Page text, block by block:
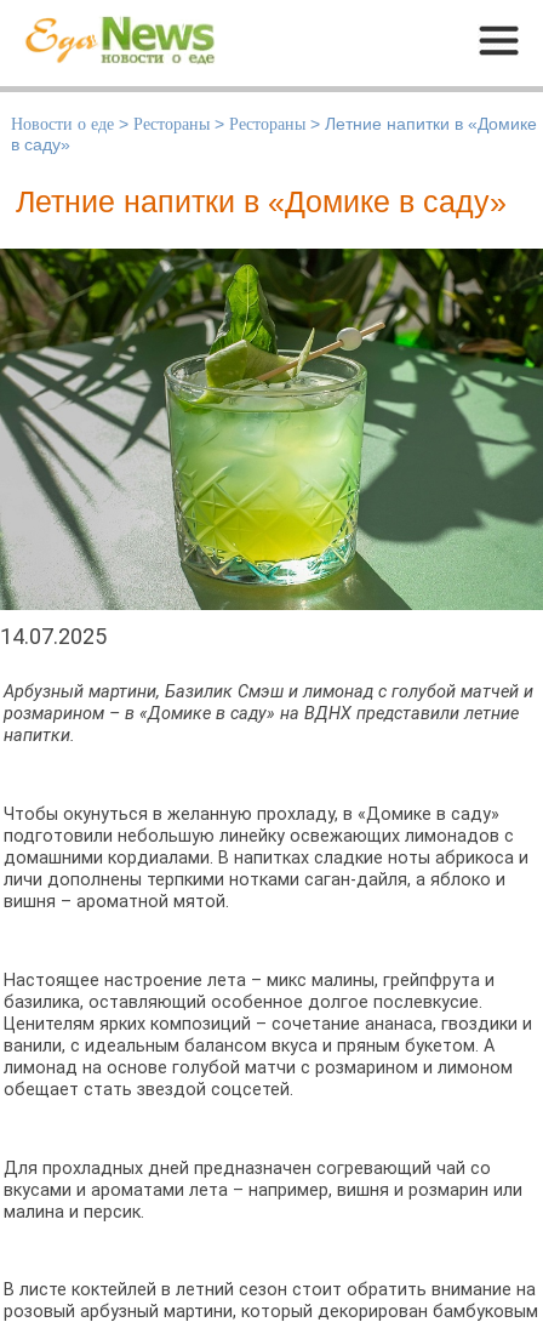
Меню
Новости о еде > Рестораны > Рестораны > Летние напитки в «Домике
в саду»
Летние напитки в «Домике в саду»
14.07.2025
Арбузный мартини, Базилик Смэш и лимонад с голубой матчей и
розмарином – в «Домике в саду» на ВДНХ представили летние
напитки.
Чтобы окунуться в желанную прохладу, в «Домике в саду»
подготовили небольшую линейку освежающих лимонадов с
домашними кордиалами. В напитках сладкие ноты абрикоса и
личи дополнены терпкими нотками саган-дайля, а яблоко и
вишня – ароматной мятой.
Настоящее настроение лета – микс малины, грейпфрута и
базилика, оставляющий особенное долгое послевкусие.
Ценителям ярких композиций – сочетание ананаса, гвоздики и
ванили, с идеальным балансом вкуса и пряным букетом. А
лимонад на основе голубой матчи с розмарином и лимоном
обещает стать звездой соцсетей.
Для прохладных дней предназначен согревающий чай со
вкусами и ароматами лета – например, вишня и розмарин или
малина и персик.
В листе коктейлей в летний сезон стоит обратить внимание на
розовый арбузный мартини, который декорирован бамбуковым